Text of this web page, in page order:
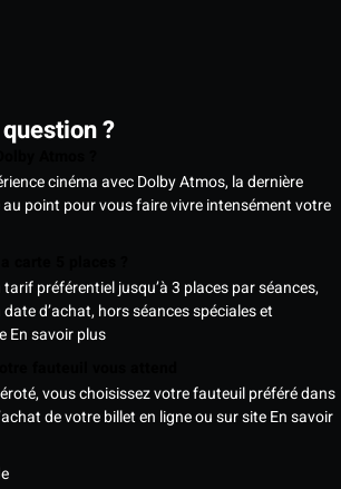
?
cinéma avec Dolby Atmos, la dernière
point pour vous faire vivre intensément votre
préférentiel jusqu’à 3 places par séances,
d’achat, hors séances spéciales et
En savoir plus
vous choisissez votre fauteuil préféré dans
de votre billet en ligne ou sur siteEn savoir